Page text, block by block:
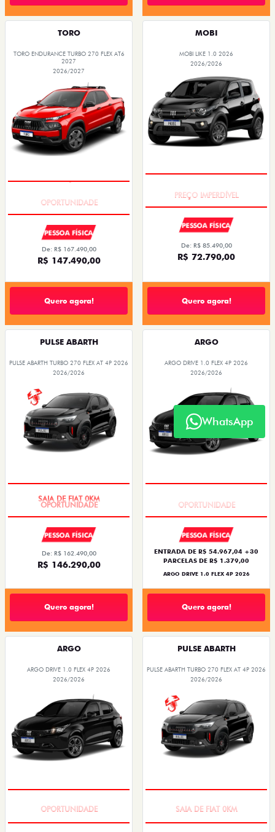
TORO
TORO ENDURANCE TURBO 270 FLEX AT6
2027
2026/2027
PESSOA FÍSICA
De: R$ 167.490,00
R$ 147.490,00
Quero agora!
MOBI
MOBI LIKE 1.0 2026
2026/2026
PESSOA FÍSICA
De: R$ 85.490,00
R$ 72.790,00
Quero agora!
PULSE ABARTH
PULSE ABARTH TURBO 270 FLEX AT 4P 2026
2026/2026
PESSOA FÍSICA
De: R$ 162.490,00
R$ 146.290,00
Quero agora!
ARGO
ARGO DRIVE 1.0 FLEX 4P 2026
2026/2026
PESSOA FÍSICA
ENTRADA DE R$ 54.967,04 +30
PARCELAS DE R$ 1.379,00
ARGO DRIVE 1.0 FLEX 4P 2026
Quero agora!
ARGO
ARGO DRIVE 1.0 FLEX 4P 2026
2026/2026
PULSE ABARTH
PULSE ABARTH TURBO 270 FLEX AT 4P 2026
2026/2026
WhatsApp